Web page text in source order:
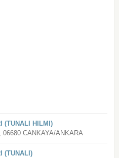
(TUNALI HILMI)
CANKAYA/ANKARA
(TUNALI)